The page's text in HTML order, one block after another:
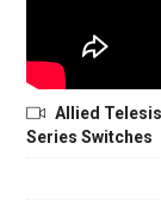
Allied
Series Switches